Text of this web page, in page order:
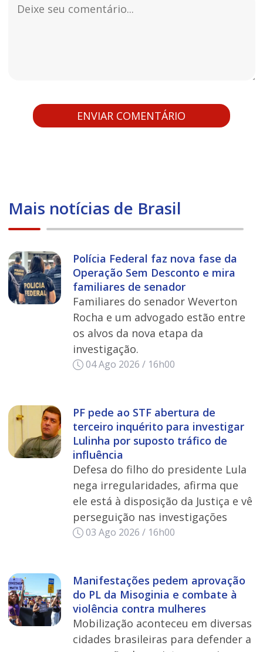
Mais notícias de Brasil
Polícia Federal faz nova fase da
Operação Sem Desconto e mira
familiares de senador
Familiares do senador Weverton
Rocha e um advogado estão entre
os alvos da nova etapa da
investigação.
04 Ago 2026 / 16h00
PF pede ao STF abertura de
terceiro inquérito para investigar
Lulinha por suposto tráfico de
influência
Defesa do filho do presidente Lula
nega irregularidades, afirma que
ele está à disposição da Justiça e vê
perseguição nas investigações
03 Ago 2026 / 16h00
Manifestações pedem aprovação
do PL da Misoginia e combate à
violência contra mulheres
Mobilização aconteceu em diversas
cidades brasileiras para defender a